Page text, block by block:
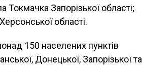
Запорізької області;
області.
150 населених пунктів
Донецької, Запорізької та